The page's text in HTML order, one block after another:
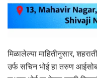
मिळालेल्या माहितीनुसार,
उर्फ सचिन भोई हा तरुण